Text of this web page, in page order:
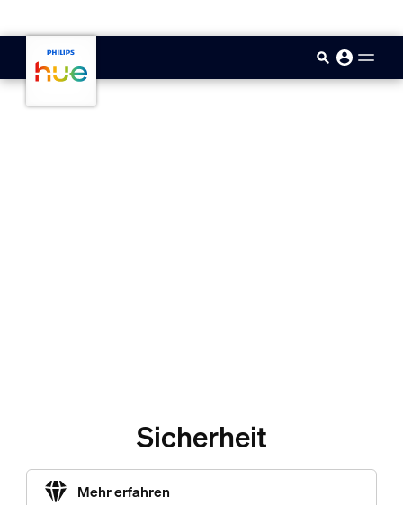
Sicherheit
Mehr erfahren